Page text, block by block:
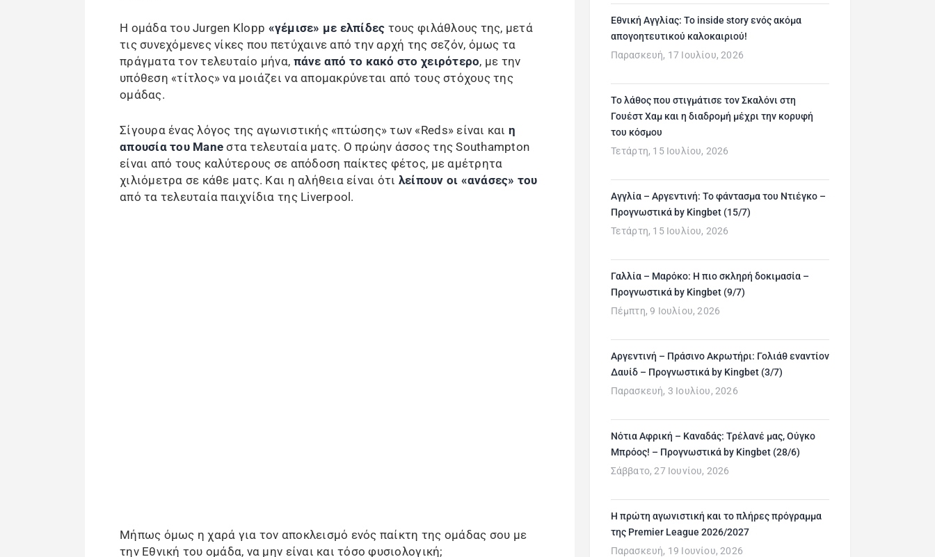
Η ομάδα του Jurgen Klopp «γέμισε» με ελπίδες τους φιλάθλους της, μετά
τις συνεχόμενες νίκες που πετύχαινε από την αρχή της σεζόν, όμως τα
πράγματα τον τελευταίο μήνα, πάνε από το κακό στο χειρότερο, με την
υπόθεση «τίτλος» να μοιάζει να απομακρύνεται από τους στόχους της
ομάδας.
Σίγουρα ένας λόγος της αγωνιστικής «πτώσης» των «Reds» είναι και η
απουσία του Mane στα τελευταία ματς. Ο πρώην άσσος της Southampton
είναι από τους καλύτερους σε απόδοση παίκτες φέτος, με αμέτρητα
χιλιόμετρα σε κάθε ματς. Και η αλήθεια είναι ότι λείπουν οι «ανάσες» του
από τα τελευταία παιχνίδια της Liverpool.
Μήπως όμως η χαρά για τον αποκλεισμό ενός παίκτη της ομάδας σου με
την Εθνική του ομάδα, να μην είναι και τόσο φυσιολογική;
Εθνική Αγγλίας: Το inside story ενός ακόμα
απογοητευτικού καλοκαιριού!
Παρασκευή, 17 Ιουλίου, 2026
Το λάθος που στιγμάτισε τον Σκαλόνι στη
Γουέστ Χαμ και η διαδρομή μέχρι την κορυφή
του κόσμου
Τετάρτη, 15 Ιουλίου, 2026
Αγγλία – Αργεντινή: Το φάντασμα του Ντιέγκο –
Προγνωστικά by Kingbet (15/7)
Τετάρτη, 15 Ιουλίου, 2026
Γαλλία – Μαρόκο: Η πιο σκληρή δοκιμασία –
Προγνωστικά by Kingbet (9/7)
Πέμπτη, 9 Ιουλίου, 2026
Αργεντινή – Πράσινο Ακρωτήρι: Γολιάθ εναντίον
Δαυίδ – Προγνωστικά by Kingbet (3/7)
Παρασκευή, 3 Ιουλίου, 2026
Νότια Αφρική – Καναδάς: Τρέλανέ μας, Ούγκο
Μπρόος! – Προγνωστικά by Kingbet (28/6)
Σάββατο, 27 Ιουνίου, 2026
H πρώτη αγωνιστική και το πλήρες πρόγραμμα
της Premier League 2026/2027
Παρασκευή, 19 Ιουνίου, 2026